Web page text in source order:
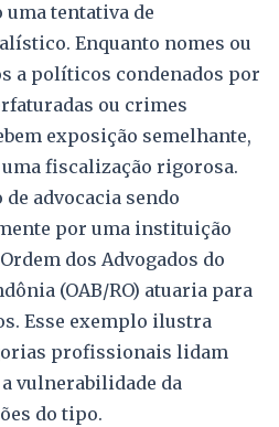
tentativa de
Enquanto nomes ou
a políticos condenados por
ou crimes
exposição semelhante,
fiscalização rigorosa.
advocacia sendo
por uma instituição
dos Advogados do
(OAB/RO) atuaria para
Esse exemplo ilustra
profissionais lidam
vulnerabilidade da
do tipo.